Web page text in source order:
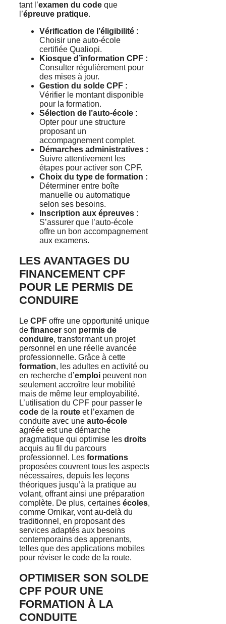
tant l’examen du code que
l’épreuve pratique.
Vérification de l’éligibilité :
Choisir une auto-école
certifiée Qualiopi.
Kiosque d’information CPF :
Consulter régulièrement pour
des mises à jour.
Gestion du solde CPF :
Vérifier le montant disponible
pour la formation.
Sélection de l’auto-école :
Opter pour une structure
proposant un
accompagnement complet.
Démarches administratives :
Suivre attentivement les
étapes pour activer son CPF.
Choix du type de formation :
Déterminer entre boîte
manuelle ou automatique
selon ses besoins.
Inscription aux épreuves :
S’assurer que l’auto-école
offre un bon accompagnement
aux examens.
LES AVANTAGES DU
FINANCEMENT CPF
POUR LE PERMIS DE
CONDUIRE
Le CPF offre une opportunité unique
de financer son permis de
conduire, transformant un projet
personnel en une réelle avancée
professionnelle. Grâce à cette
formation, les adultes en activité ou
en recherche d’emploi peuvent non
seulement accroître leur mobilité
mais de même leur employabilité.
L’utilisation du CPF pour passer le
code de la route et l’examen de
conduite avec une auto-école
agréée est une démarche
pragmatique qui optimise les droits
acquis au fil du parcours
professionnel. Les formations
proposées couvrent tous les aspects
nécessaires, depuis les leçons
théoriques jusqu’à la pratique au
volant, offrant ainsi une préparation
complète. De plus, certaines écoles,
comme Ornikar, vont au-delà du
traditionnel, en proposant des
services adaptés aux besoins
contemporains des apprenants,
telles que des applications mobiles
pour réviser le code de la route.
OPTIMISER SON SOLDE
CPF POUR UNE
FORMATION À LA
CONDUITE